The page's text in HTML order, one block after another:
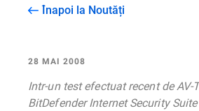
Înapoi la Noutăți
28 MAI 2008
Intr-un test efectuat recent de
BitDefender Internet Security